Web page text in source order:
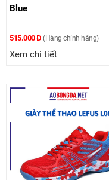
Blue
515.000 Đ (Hàng chính hãng)
Xem chi tiết